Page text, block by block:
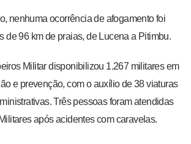
nenhuma ocorrência de afogamento foi
de 96 km de praias, de Lucena a Pitimbu.
Militar disponibilizou 1.267 militares em
e prevenção, com o auxílio de 38 viaturas
Três pessoas foram atendidas
após acidentes com caravelas.